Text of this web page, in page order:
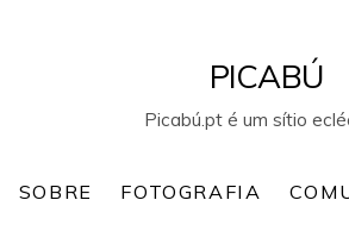
PICABÚ
Picabú.pt é um sítio
SOBRE FOTOGRAFIA